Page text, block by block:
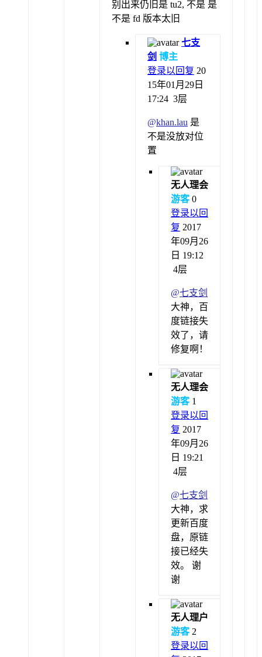
别出来仍旧是 tu2, 不是 是
不是 fd 版本太旧
七支
剑 博主
登录以回复 20
15年01月29日
17:24 3层
@khan.lau 是
不是没放对位
置
无人理会
游客 0
登录以回
复 2017
年09月26
日 19:12
4层
@七支剑
大神，百
度链接失
效了，请
修复啊！
无人理会
游客 1
登录以回
复 2017
年09月26
日 19:21
4层
@七支剑
大神，求
更新百度
盘，原链
接已经失
效。 谢
谢
无人理户
游客 2
登录以回